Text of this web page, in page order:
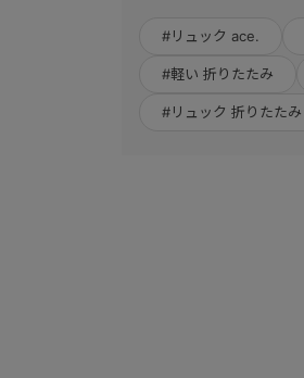
#リュック ace.
#軽い 折りたたみ
#リュック 折りたたみ